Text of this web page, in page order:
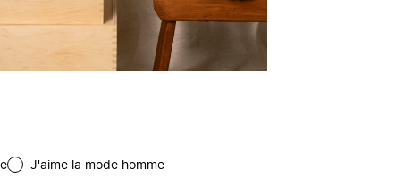
J'aime la mode homme